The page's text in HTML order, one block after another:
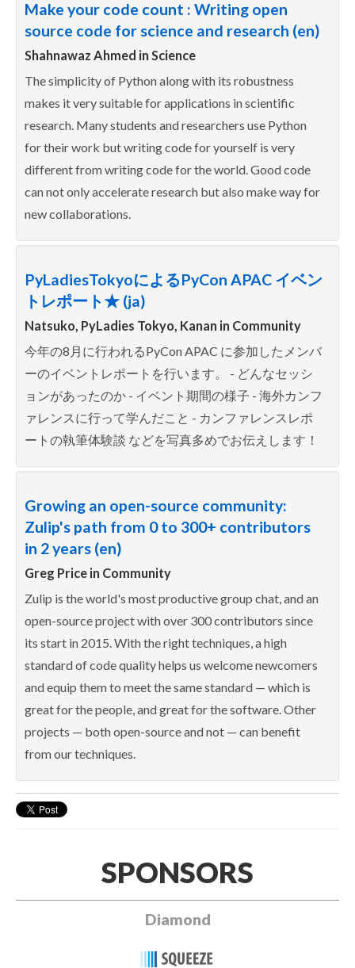
Make your code count : Writing open
source code for science and research (en)
Shahnawaz Ahmed in Science
The simplicity of Python along with its robustness
makes it very suitable for applications in scientific
research. Many students and researchers use Python
for their work but writing code for yourself is very
different from writing code for the world. Good code
can not only accelerate research but also make way for
new collaborations.
PyLadiesTokyoによるPyCon APAC イベン
トレポート★ (ja)
Natsuko, PyLadies Tokyo, Kanan in Community
今年の8月に行われるPyCon APAC に参加したメンバ
ーのイベントレポートを行います。 - どんなセッシ
ョンがあったのか - イベント期間の様子 - 海外カンフ
ァレンスに行って学んだこと - カンファレンスレポ
ートの執筆体験談 などを写真多めでお伝えします！
Growing an open-source community:
Zulip's path from 0 to 300+ contributors
in 2 years (en)
Greg Price in Community
Zulip is the world's most productive group chat, and an
open-source project with over 300 contributors since
its start in 2015. With the right techniques, a high
standard of code quality helps us welcome newcomers
and equip them to meet the same standard — which is
great for the people, and great for the software. Other
projects — both open-source and not — can benefit
from our techniques.
SPONSORS
Diamond